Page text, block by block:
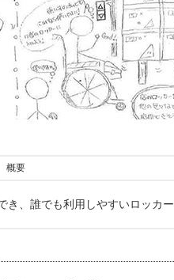
概要
き、誰でも利用しやすいロッカー